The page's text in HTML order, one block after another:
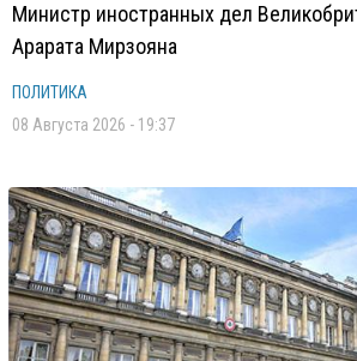
Министр иностранных дел
Арарата Мирзояна
ПОЛИТИКА
08 Августа 2026 - 19:37